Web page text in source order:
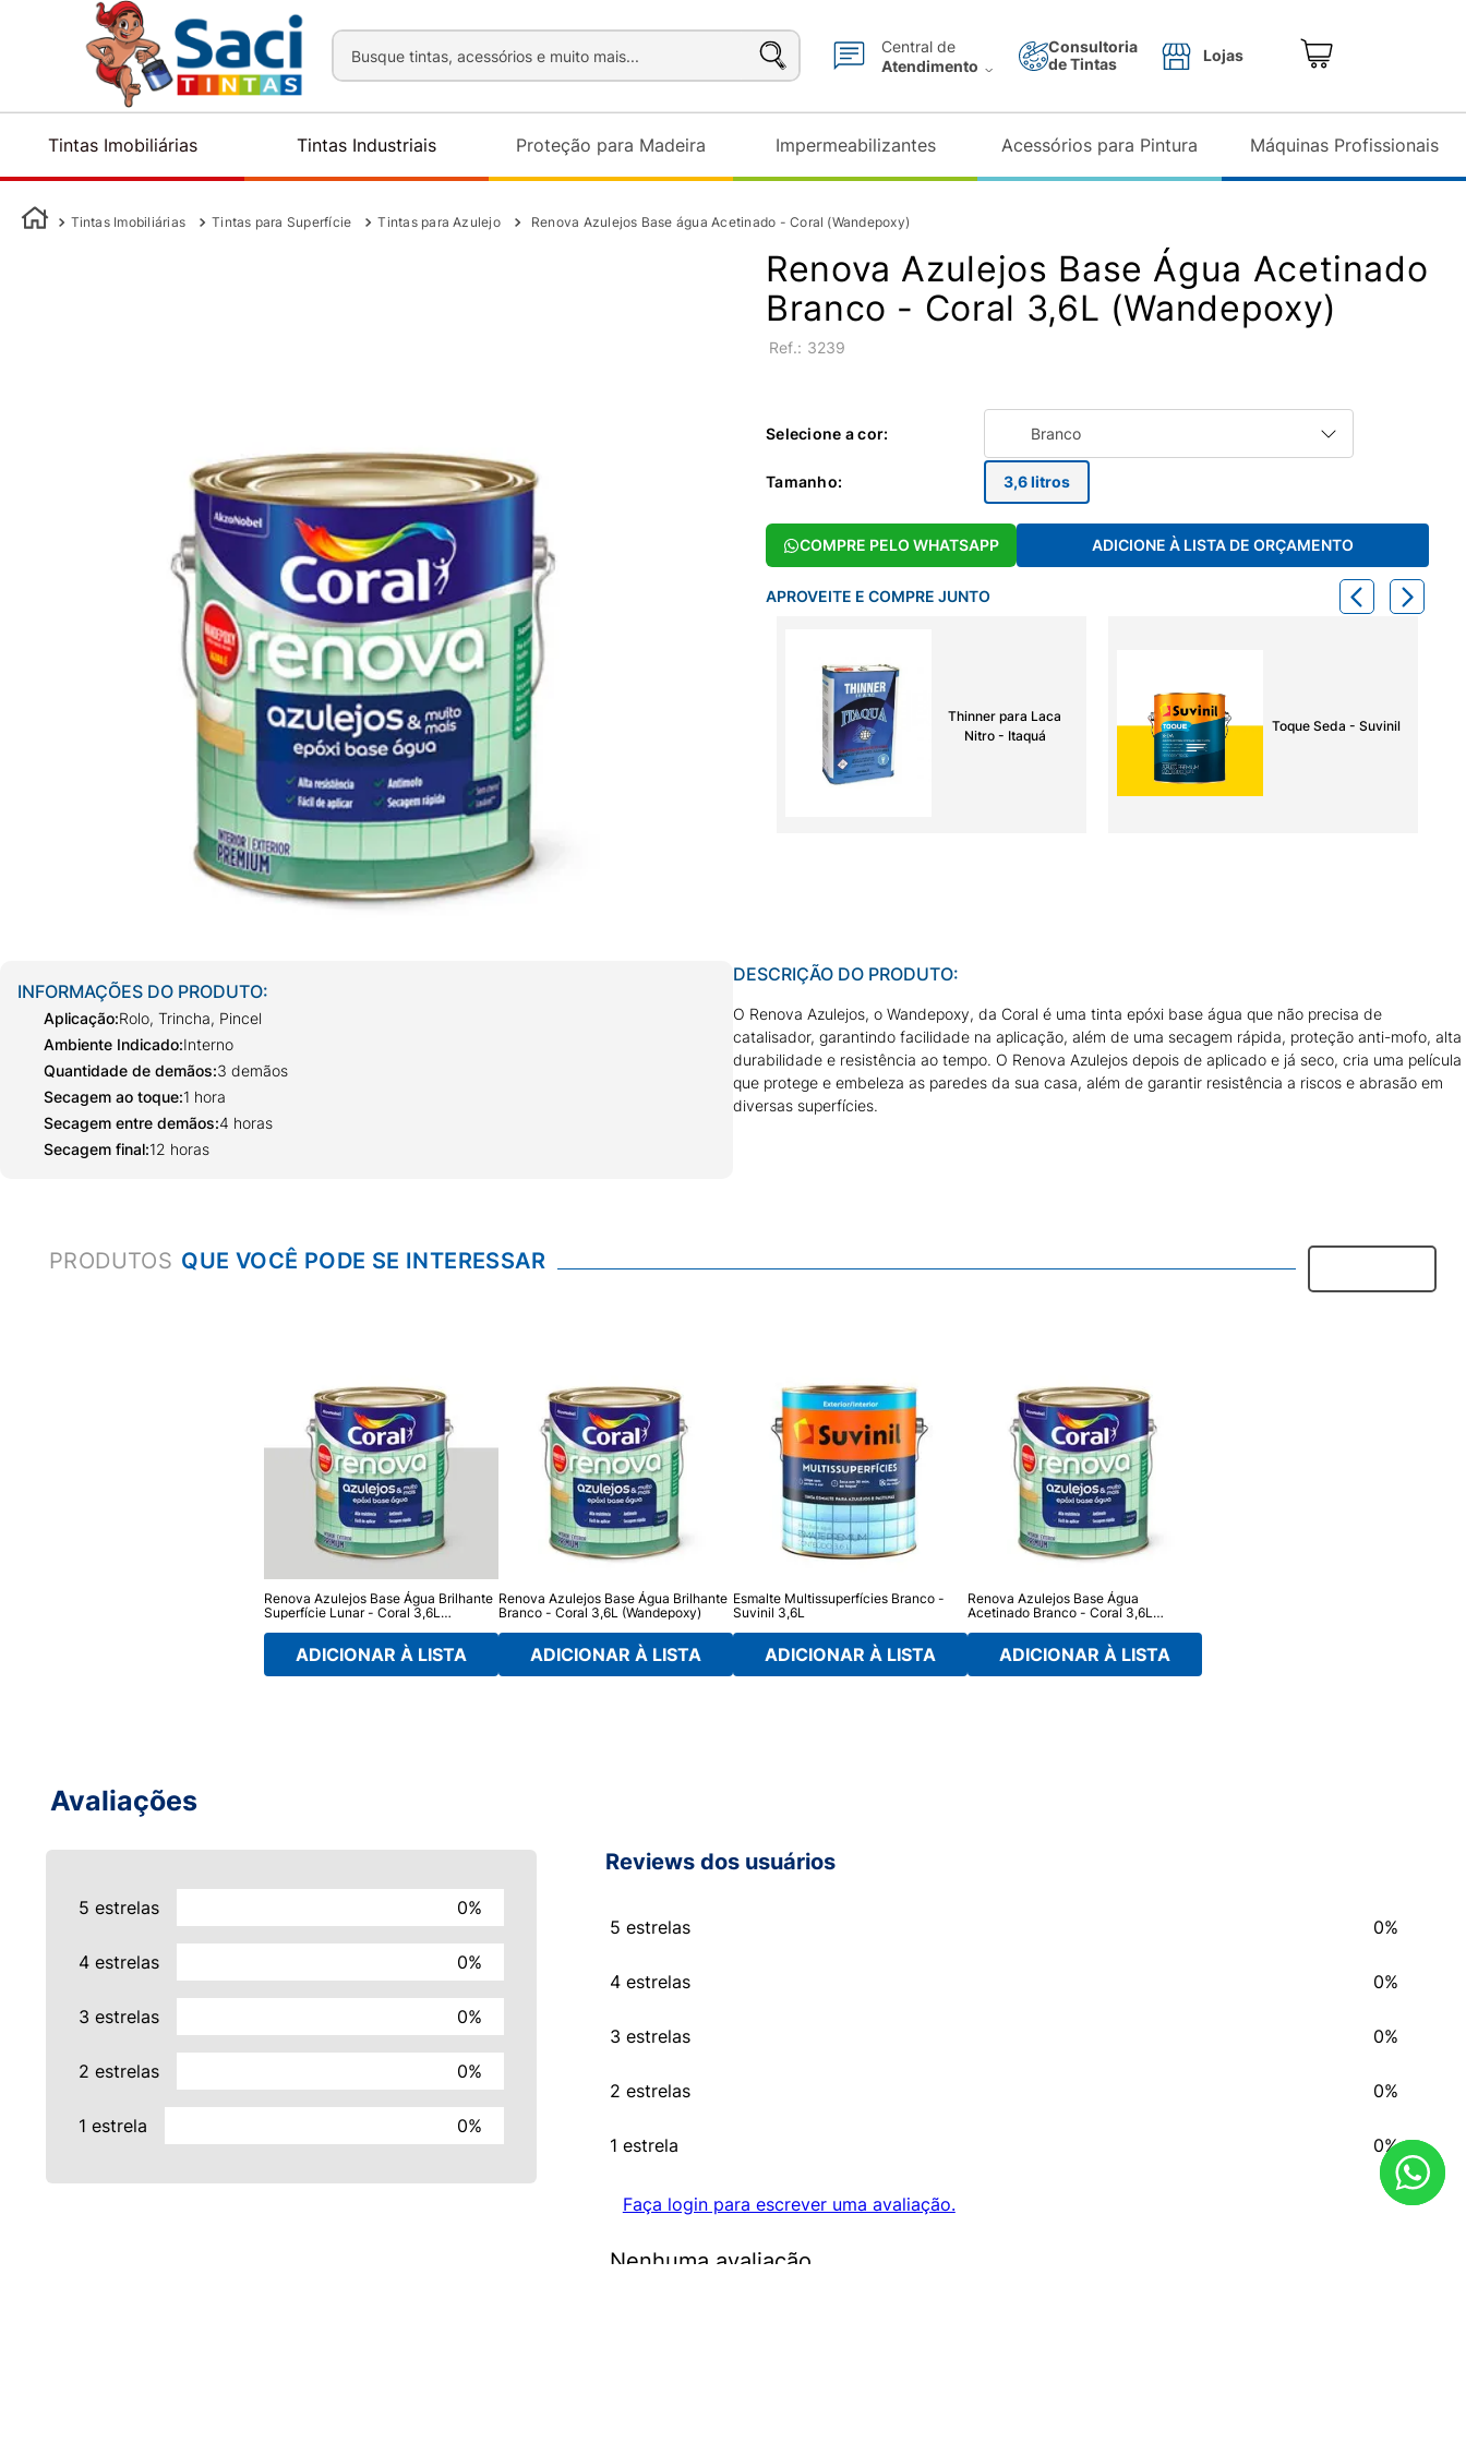
Busque tintas, acessórios e muito mais...
Central de
Atendimento
Consultoria
de Tintas
Lojas
Tintas Imobiliárias Tintas Industriais Proteção para Madeira Impermeabilizantes Acessórios para Pintura Máquinas Profissionais
Tintas Imobiliárias Tintas para Superfície Tintas para Azulejo Renova Azulejos Base água Acetinado - Coral (Wandepoxy)
Renova Azulejos Base Água Acetinado
Branco - Coral 3,6L (Wandepoxy)
: 3239
Selecione a cor: Branco
Tamanho: 3,6 litros
COMPRE PELO WHATSAPP ADICIONE À LISTA DE ORÇAMENTO
APROVEITE E COMPRE JUNTO
Thinner para Laca
Nitro - Itaquá
Toque Seda - Suvinil
INFORMAÇÕES DO PRODUTO:
Aplicação:Rolo, Trincha, Pincel
Ambiente Indicado:Interno
Quantidade de demãos:3 demãos
Secagem ao toque:1 hora
Secagem entre demãos:4 horas
Secagem final:12 horas
DESCRIÇÃO DO PRODUTO:
O Renova Azulejos, o Wandepoxy, da Coral é uma tinta epóxi base água que não precisa de
catalisador, garantindo facilidade na aplicação, além de uma secagem rápida, proteção anti-mofo, alta
durabilidade e resistência ao tempo. O Renova Azulejos depois de aplicado e já seco, cria uma película
que protege e embeleza as paredes da sua casa, além de garantir resistência a riscos e abrasão em
diversas superfícies.
PRODUTOS
Renova Azulejos Base Água Brilhante
Superfície Lunar - Coral 3,6L
ADICIONAR À LISTA
Renova Azulejos Base Água Brilhante
Branco - Coral 3,6L (Wandepoxy)
ADICIONAR À LISTA
Esmalte Multissuperfícies Branco -
Suvinil 3,6L
ADICIONAR À LISTA
Renova Azulejos Base Água
Acetinado Branco - Coral 3,6L
ADICIONAR À LISTA
Avaliações
5 estrelas 0%
4 estrelas 0%
3 estrelas 0%
2 estrelas 0%
1 estrela 0%
Reviews dos usuários
5 estrelas 0%
4 estrelas 0%
3 estrelas 0%
2 estrelas 0%
1 estrela 0%
Faça login para escrever uma avaliação.
Nenhuma avaliação